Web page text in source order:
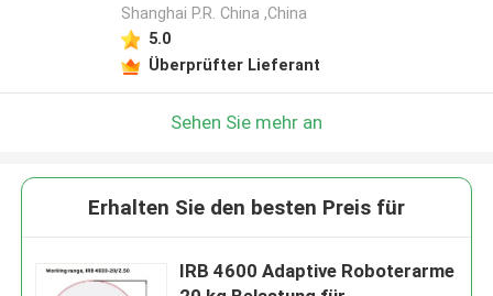
Shanghai P.R. China ,China
5.0
Überprüfter Lieferant
Sehen Sie mehr an
Erhalten Sie den besten Preis für
IRB 4600 Adaptive Roboterarme